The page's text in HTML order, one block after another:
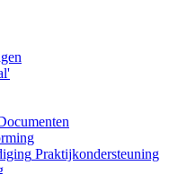
Praktijk­ondersteuning